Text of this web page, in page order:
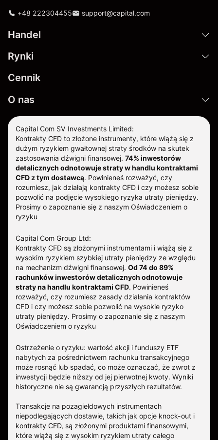
+48 222304455 support@capital.com
Handel
Rynki
Cennik
O nas
Capital Com SV Investments Limited:
Kontrakty CFD to złożone instrumenty, które wiążą się z
dużym ryzykiem gwałtownej straty środków na skutek
zastosowania dźwigni finansowej. 74% inwestorów
detalicznych odnotowuje straty w handlu kontraktami
CFD z tym dostawcą. Powinieneś rozważyć, czy
rozumiesz, jak działają kontrakty CFD i czy możesz sobie
pozwolić na podjęcie wysokiego ryzyka utraty pieniędzy.
Prosimy o zapoznanie się z naszym Oświadczeniem o
ryzyku
Capital Com Group Ltd:
Kontrakty CFD są złożonymi instrumentami i wiążą się z
wysokim ryzykiem szybkiej utraty pieniędzy ze względu
na mechanizm dźwigni finansowej. Od 74 do 89%
rachunków inwestorów detalicznych odnotowuje
straty na handlu kontraktami CFD. Powinieneś
rozważyć, czy rozumiesz zasady działania kontraktów
CFD i czy możesz sobie pozwolić na wysokie ryzyko
utraty pieniędzy. Prosimy o zapoznanie się z naszym
Oświadczeniem o ryzyku
Ostrzeżenie o ryzyku: wartość akcji i funduszy ETF
nabytych za pośrednictwem rachunku transakcyjnego
może rosnąć lub spadać, co może oznaczać, że zwrot z
inwestycji będzie niższy od jej pierwotnej kwoty. Wyniki
historyczne nie są gwarancją przyszłych rezultatów.
Transakcje na pozagiełdowych instrumentach
niepodlegających dostawie, takich jak opcje knock-out i
kontrakty CFD, są złożonymi produktami finansowymi,
które wiążą się z wysokim ryzykiem utraty całego